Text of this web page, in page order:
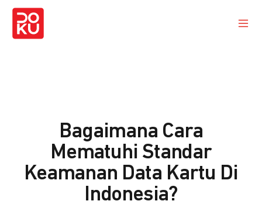
Bagaimana Cara
Mematuhi Standar
Keamanan Data Kartu Di
Indonesia?